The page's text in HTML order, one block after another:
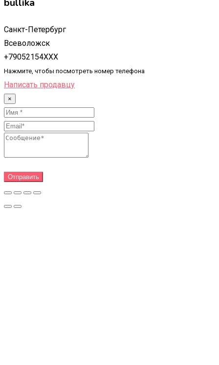
bullika
Санкт-Петербург
Всеволожск
+79052154XXX
Нажмите, чтобы посмотреть номер телефона
Написать продавцу
×
Отправить